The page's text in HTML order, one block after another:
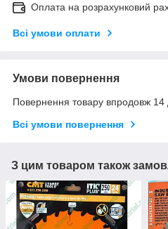
Оплата на розрахунковий
Всі умови оплати
Умови повернення
Повернення товару впродовж 14
Всі умови повернення
З цим товаром також